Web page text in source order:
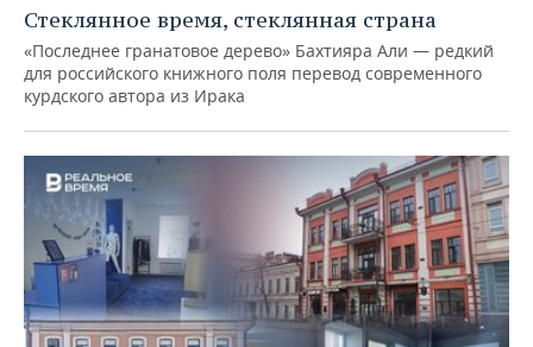
Стеклянное время, стеклянная страна
«Последнее гранатовое дерево» Бахтияра Али — редкий
для российского книжного поля перевод современного
курдского автора из Ирака